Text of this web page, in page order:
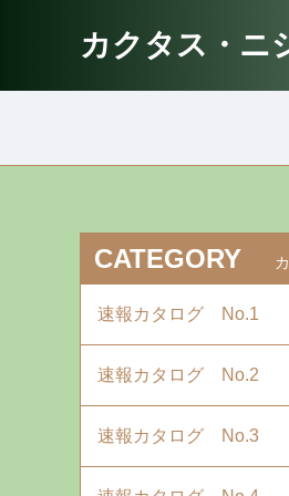
カクタス・ニ
CATEGORY
速報カタログ No.1
速報カタログ No.2
速報カタログ No.3